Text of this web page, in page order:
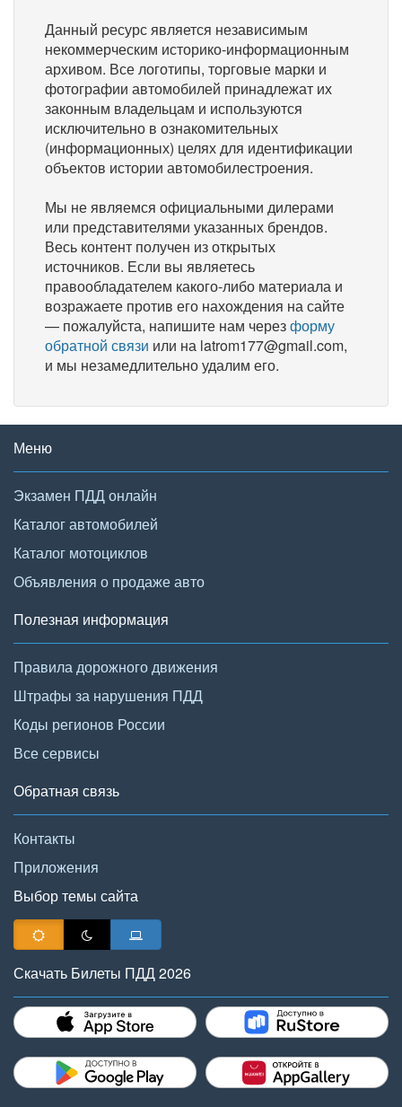
Данный ресурс является независимым
некоммерческим историко-информационным
архивом. Все логотипы, торговые марки и
фотографии автомобилей принадлежат их
законным владельцам и используются
исключительно в ознакомительных
(информационных) целях для идентификации
объектов истории автомобилестроения.
Мы не являемся официальными дилерами
или представителями указанных брендов.
Весь контент получен из открытых
источников. Если вы являетесь
правообладателем какого-либо материала и
возражаете против его нахождения на сайте
— пожалуйста, напишите нам черезформу
обратной связи или на latrom177@gmail.com,
и мы незамедлительно удалим его.
Меню
Экзамен ПДД онлайн
Каталог автомобилей
Каталог мотоциклов
Объявления о продаже авто
Полезная информация
Правила дорожного движения
Штрафы за нарушения ПДД
Коды регионов России
Все сервисы
Обратная связь
Контакты
Приложения
Выбор темы сайта
Скачать Билеты ПДД 2026